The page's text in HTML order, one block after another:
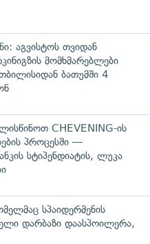
აგვისტოს თვიდან
მომხმარებლები
ბათუმში 4
CHEVENING-ის
პროცესში —
სტიპენდიატის, ლუკა
სპაიდერმენის
დარბაზი დაასპოილერა,